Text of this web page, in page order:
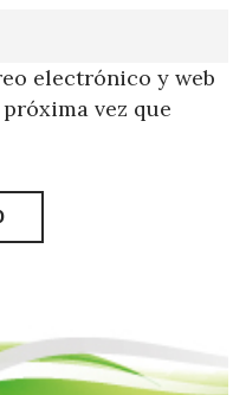
electrónico y web
vez que